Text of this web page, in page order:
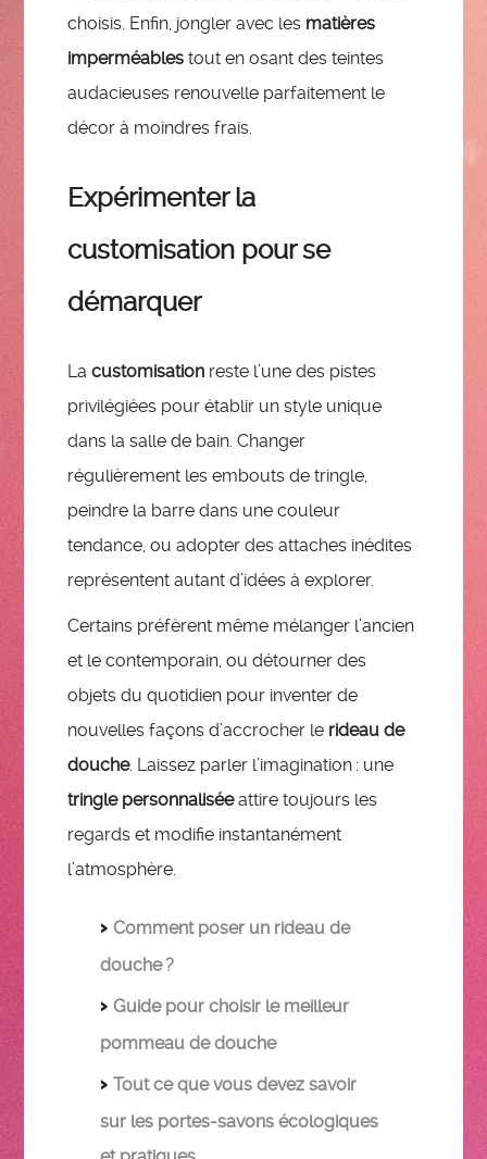
choisis. Enfin, jongler avec les matières
imperméables tout en osant des teintes
audacieuses renouvelle parfaitement le
décor à moindres frais.
Expérimenter la
customisation pour se
démarquer
Lacustomisation reste l’une des pistes
privilégiées pour établir un style unique
dans la salle de bain. Changer
régulièrement les embouts de tringle,
peindre la barre dans une couleur
tendance, ou adopter des attaches inédites
représentent autant d’idées à explorer.
Certains préfèrent même mélanger l’ancien
et le contemporain, ou détourner des
objets du quotidien pour inventer de
nouvelles façons d’accrocher le rideau de
douche. Laissez parler l’imagination : une
tringle personnaliséeattire toujours les
regards et modifie instantanément
l’atmosphère.
Comment poser un rideau de
douche ?
Guide pour choisir le meilleur
pommeau de douche
Tout ce que vous devez savoir
sur les portes-savons écologiques